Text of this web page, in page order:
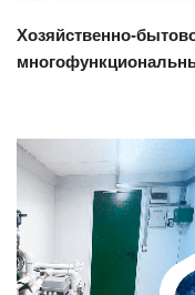
Хозяйственно-